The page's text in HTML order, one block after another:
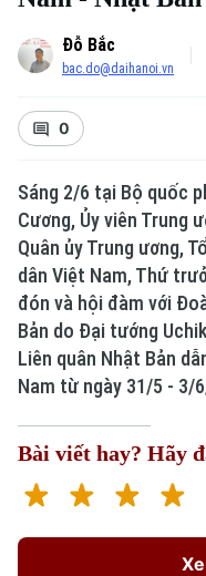
Đỗ Bắc
bac.do@daihanoi.vn
0
Sáng 2/6 tại Bộ quốc
Cương, Ủy viên Trung
Quân ủy Trung ương,
dân Việt Nam, Thứ
đón và hội đàm với
Bản do Đại tướng
Liên quân Nhật Bản
Nam từ ngày 31/5 - 3/
Bài viết hay? Hãy